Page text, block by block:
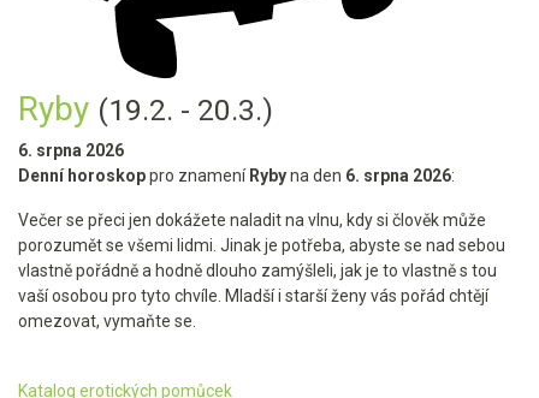
Ryby (19.2. - 20.3.)
6. srpna 2026
Denní horoskoppro znamení Rybyna den 6. srpna 2026:
Večer se přeci jen dokážete naladit na vlnu, kdy si člověk může
porozumět se všemi lidmi. Jinak je potřeba, abyste se nad sebou
vlastně pořádně a hodně dlouho zamýšleli, jak je to vlastně s tou
vaší osobou pro tyto chvíle. Mladší i starší ženy vás pořád chtějí
omezovat, vymaňte se.
Katalog erotických pomůcek